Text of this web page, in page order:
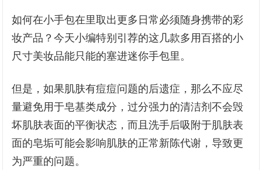
如何在小手包在里取出更多日常必须随身携带的彩
妆产品？今天小编特别引荐的这几款多用百搭的小
尺寸美妆品能只能的塞进迷你手包里。
但是，如果肌肤有痘痘问题的后遗症，那么不应尽
量避免用于皂基类成分，过分强力的清洁剂不会毁
坏肌肤表面的平衡状态，而且洗手后吸附于肌肤表
面的皂垢可能会影响肌肤的正常新陈代谢，导致更
为严重的问题。